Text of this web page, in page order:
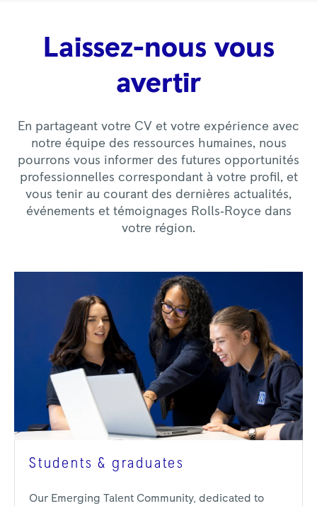
Laissez-nous vous
avertir
En partageant votre CV et votre expérience avec
notre équipe des ressources humaines, nous
pourrons vous informer des futures opportunités
professionnelles correspondant à votre profil, et
vous tenir au courant des dernières actualités,
événements et témoignages Rolls‑Royce dans
votre région.
Students & graduates
Our Emerging Talent Community, dedicated to